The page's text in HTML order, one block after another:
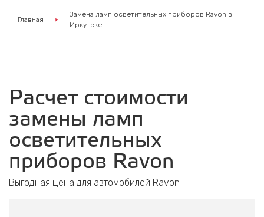
Главная
Замена ламп осветительных приборов Ravon в
Иркутске
Расчет стоимости
замены ламп
осветительных
приборов Ravon
Выгодная цена для автомобилей Ravon